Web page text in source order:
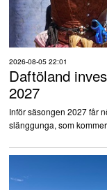
2026-08-05 22:01
Daftöland
2027
Inför säsongen 2027 får
slänggunga, som